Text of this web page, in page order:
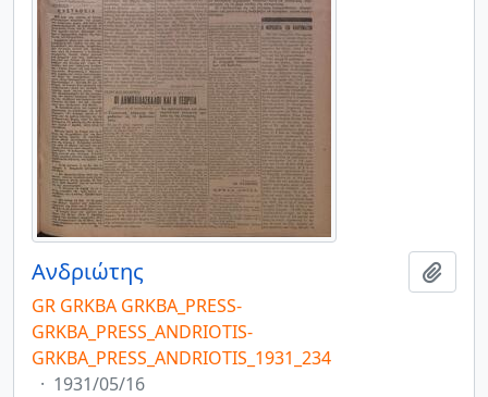
Ανδριώτης
GR GRKBA GRKBA_PRESS-
GRKBA_PRESS_ANDRIOTIS-
GRKBA_PRESS_ANDRIOTIS_1931_234
· 1931/05/16